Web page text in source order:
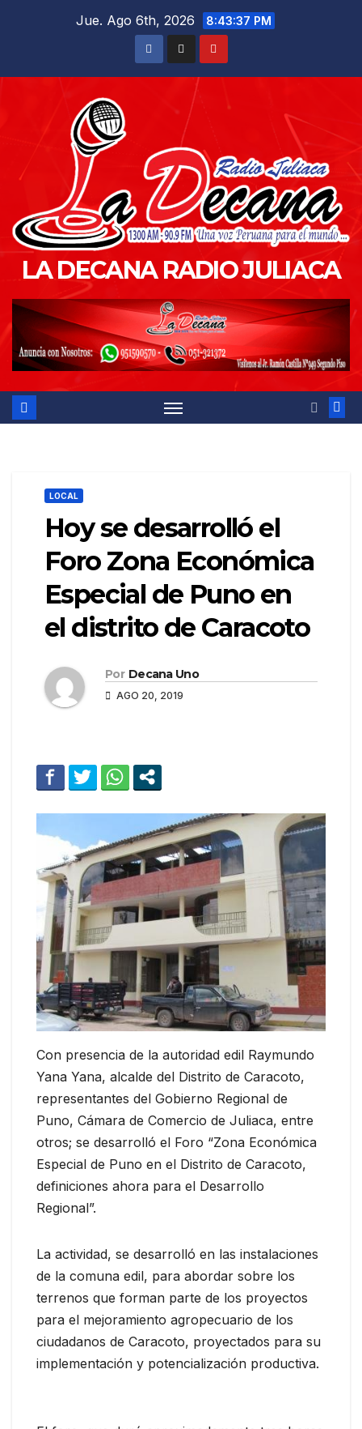
Jue. Ago 6th, 2026 8:43:38 PM
LA DECANA RADIO JULIACA
LOCAL
Hoy se desarrolló el
Foro Zona Económica
Especial de Puno en
el distrito de Caracoto
Por Decana Uno
AGO 20, 2019
Con presencia de la autoridad edil Raymundo
Yana Yana, alcalde del Distrito de Caracoto,
representantes del Gobierno Regional de
Puno, Cámara de Comercio de Juliaca, entre
otros; se desarrolló el Foro “Zona Económica
Especial de Puno en el Distrito de Caracoto,
definiciones ahora para el Desarrollo
Regional”.
La actividad, se desarrolló en las instalaciones
de la comuna edil, para abordar sobre los
terrenos que forman parte de los proyectos
para el mejoramiento agropecuario de los
ciudadanos de Caracoto, proyectados para su
implementación y potencialización productiva.